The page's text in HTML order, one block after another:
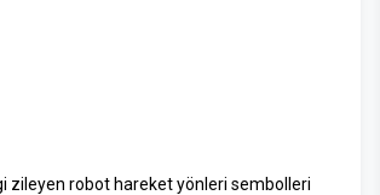
zileyen robot hareket yönleri sembolleri